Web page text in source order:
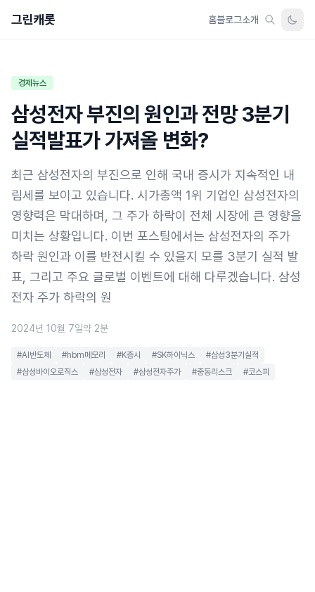
그린캐롯 홈블로그소개
경제뉴스
삼성전자 부진의 원인과 전망 3분기
실적발표가 가져올 변화?
최근 삼성전자의 부진으로 인해 국내 증시가 지속적인 내
림세를 보이고 있습니다. 시가총액 1위 기업인 삼성전자의
영향력은 막대하며, 그 주가 하락이 전체 시장에 큰 영향을
미치는 상황입니다. 이번 포스팅에서는 삼성전자의 주가
하락 원인과 이를 반전시킬 수 있을지 모를 3분기 실적 발
표, 그리고 주요 글로벌 이벤트에 대해 다루겠습니다. 삼성
전자 주가 하락의 원
2024년 10월 7일약 2분
#AI반도체 #hbm메모리 #K증시 #SK하이닉스
#삼성3분기실적
#삼성바이오로직스
#삼성전자 #삼성전자주가 #중동리스크 #코스피